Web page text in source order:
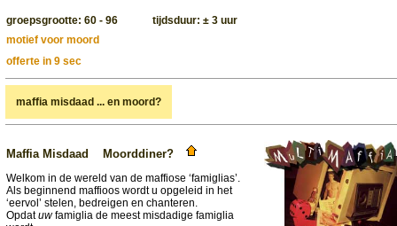
groepsgrootte: 60 - 96 tijdsduur: ± 3 uur
motief voor moord
offerte in 9 sec
maffia misdaad ... en moord?
Maffia Misdaad Moorddiner?
Welkom in de wereld van de maffiose ‘famiglias’.
Als beginnend maffioos wordt u opgeleid in het
‘eervol’ stelen, bedreigen en chanteren.
Opdatuwfamiglia de meest misdadige famiglia